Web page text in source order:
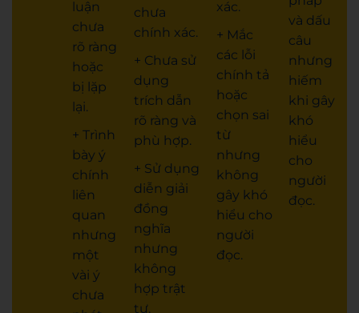
luận
chưa
rõ ràng
hoặc
bị lặp
lại.
+ Trình
bày ý
chính
liên
quan
nhưng
một
vài ý
chưa
chưa
chính xác.
+ Chưa sử
dụng
trích dẫn
rõ ràng và
phù hợp.
+ Sử dụng
diễn giải
đồng
nghĩa
nhưng
không
hợp trật
tự.
xác.
+ Mắc
các lỗi
chính tả
hoặc
chọn sai
từ
nhưng
không
gây khó
hiểu cho
người
đọc.
và dấu
câu
nhưng
hiếm
khi gây
khó
hiểu
cho
người
đọc.